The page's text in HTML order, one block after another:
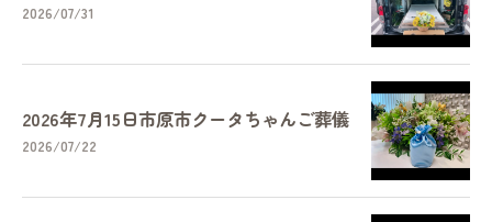
2026/07/31
2026年7月15日市原市クータちゃんご葬儀
2026/07/22